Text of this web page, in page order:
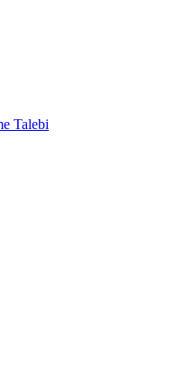
Talebi